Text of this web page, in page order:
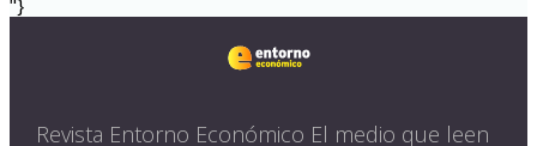
"}
Revista Entorno Económico El medio que leen